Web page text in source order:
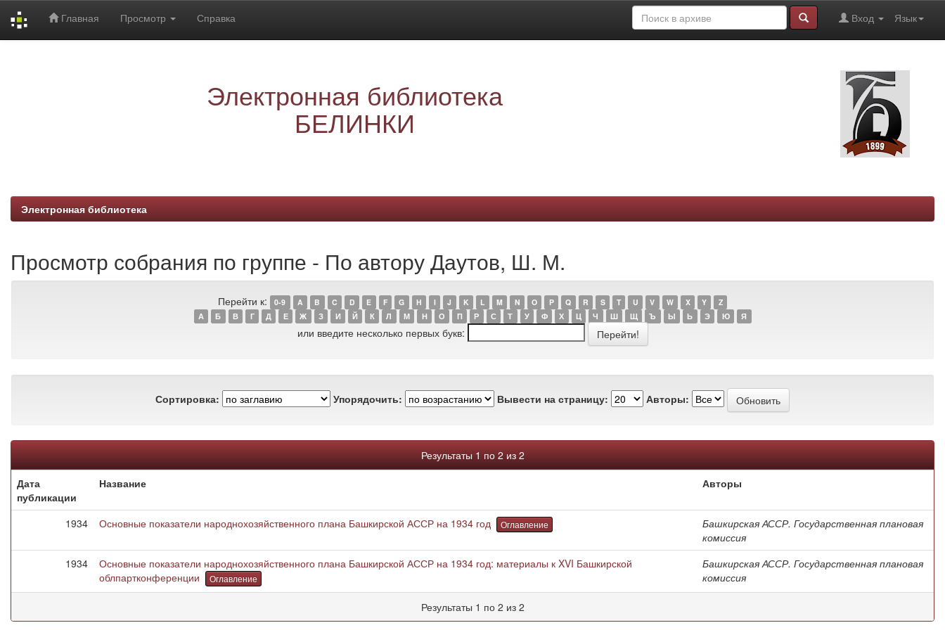
Главная Просмотр Справка Язык
Вход
Электронная библиотека
БЕЛИНКИ
Электронная библиотека
Просмотр собрания по группе - По автору Даутов, Ш. М.
Перейти к: 0-9 A B C D E F G H I J K L M N O P Q R S T U V W X Y
Z
А
Б В Г Д Е Ж З И Й К Л М Н О П Р С Т У Ф Х Ц Ч Ш Щ Ъ Ы Ь Э Ю Я
или введите несколько первых букв:
Сортировка: Упорядочить: Вывести на страницу: Авторы:
Результаты 1 по 2 из 2
Дата
публикации
Название Авторы
1934 Основные показатели народнохозяйственного плана Башкирской АССР на 1934 год Оглавление
Башкирская АССР. Государственная плановая
комиссия
1934
Основные показатели народнохозяйственного плана Башкирской АССР на 1934 год: материалы к XVI Башкирской
облпартконференции
Оглавление
Башкирская АССР. Государственная плановая
комиссия
Результаты 1 по 2 из 2